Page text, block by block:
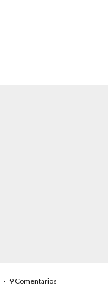
· 9 Comentarios